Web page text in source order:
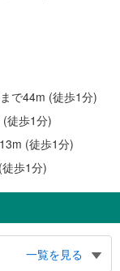
で44m (徒歩1分)
徒歩1分)
(徒歩1分)
歩1分)
一覧を見る